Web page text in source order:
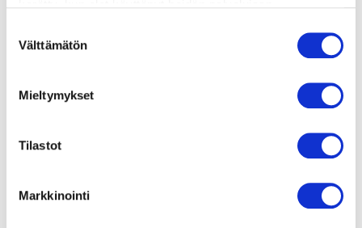
tai vanhempi. Vahvista ikäsi käyttääksesi sivustoa.
valinta
Välttämätön
Mieltymykset
Tilastot
Markkinointi
2 rkl hienoa merisuolaa
VIHERSALAATTI
1 kourallinen lehtimangoldia
1 rkl oliiviöljyä